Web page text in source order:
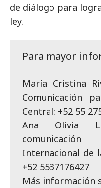
de diálogo para
ley.
Para mayor
María Cristina
Comunicación
Central: +52 55
Ana Olivia
Internacional de
+52 5537176427
Más información